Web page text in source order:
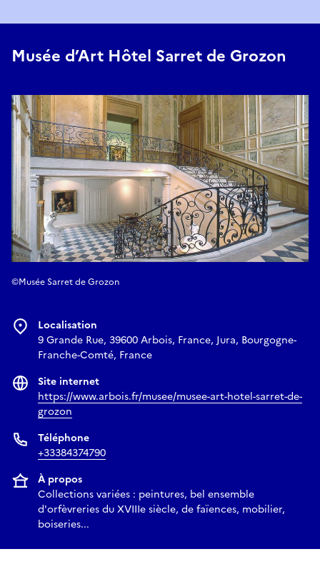
Musée d’Art Hôtel Sarret de Grozon
©Musée Sarret de Grozon
Localisation
9 Grande Rue, 39600 Arbois, France, Jura, Bourgogne-
Franche-Comté, France
Site internet
https://www.arbois.fr/musee/musee-art-hotel-sarret-de-
grozon
Téléphone
+33384374790
À propos
Collections variées : peintures, bel ensemble
d'orfèvreries du XVIIIe siècle, de faïences, mobilier,
boiseries...